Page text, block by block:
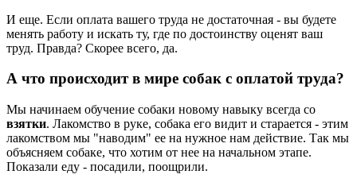
И еще. Если оплата вашего труда не достаточная - вы будете
менять работу и искать ту, где по достоинству оценят ваш
труд. Правда? Скорее всего, да.
А что происходит в мире собак с оплатой труда?
Мы начинаем обучение собаки новому навыку всегда со
взятки. Лакомство в руке, собака его видит и старается - этим
лакомством мы "наводим" ее на нужное нам действие. Так мы
объясняем собаке, что хотим от нее на начальном этапе.
Показали еду - посадили, поощрили.